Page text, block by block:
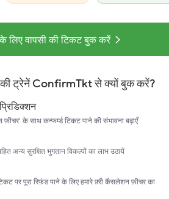
लिए वापसी की टिकट बुक करें
की ट्रेनें ConfirmTkt से क्यों बुक करें?
के साथ कन्फर्म्ड टिकट पाने की संभावना बढ़ाएँ
अन्य सुरक्षित भुगतान विकल्पों का लाभ उठायें
पर पूरा रिफ़ंड पाने के लिए हमारे फ़्री कैंसलेशन फ़ीचर का